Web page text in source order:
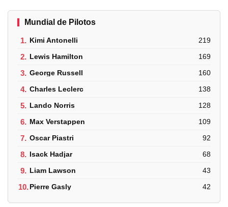
Mundial de Pilotos
1. Kimi Antonelli 219
2. Lewis Hamilton 169
3. George Russell 160
4. Charles Leclerc 138
5. Lando Norris 128
6. Max Verstappen 109
7. Oscar Piastri 92
8. Isack Hadjar 68
9. Liam Lawson 43
10.Pierre Gasly 42